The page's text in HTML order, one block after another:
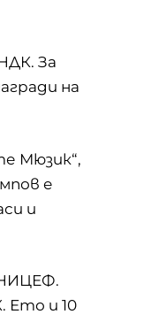
За
на
Мюзик“,
е
и
Ето и 10